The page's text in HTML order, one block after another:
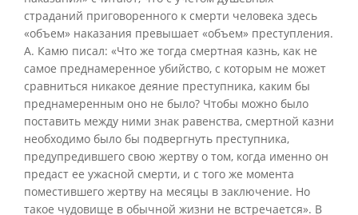
страданий приговоренного к смерти человека здесь
«объем» наказания превышает «объем» преступления.
А. Камю писал: «Что же тогда смертная казнь, как не
самое преднамеренное убийство, с которым не может
сравниться никакое деяние преступника, каким бы
преднамеренным оно не было? Чтобы можно было
поставить между ними знак равенства, смертной казни
необходимо было бы подвергнуть преступника,
предупредившего свою жертву о том, когда именно он
предаст ее ужасной смерти, и с того же момента
поместившего жертву на месяцы в заключение. Но
такое чудовище в обычной жизни не встречается». В